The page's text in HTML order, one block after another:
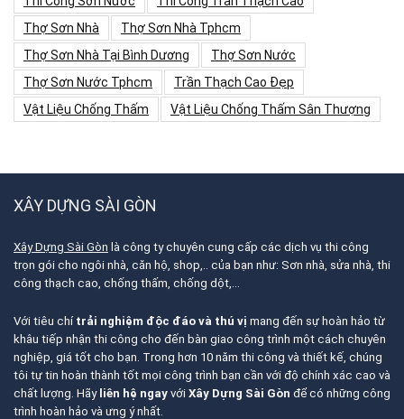
Thợ Sơn Nhà
Thợ Sơn Nhà Tphcm
Thợ Sơn Nhà Tại Bình Dương
Thợ Sơn Nước
Thợ Sơn Nước Tphcm
Trần Thạch Cao Đẹp
Vật Liệu Chống Thấm
Vật Liệu Chống Thấm Sân Thượng
XÂY DỰNG SÀI GÒN
Xây Dựng Sài Gòn là công ty chuyên cung cấp các dịch vụ thi công
trọn gói cho ngôi nhà, căn hộ, shop,.. của bạn như: Sơn nhà, sửa nhà, thi
công thạch cao, chống thấm, chống dột,…
Với tiêu chí trải nghiệm độc đáo và thú vị mang đến sự hoàn hảo từ
khâu tiếp nhận thi công cho đến bàn giao công trình một cách chuyên
nghiệp, giá tốt cho bạn. Trong hơn 10 năm thi công và thiết kế, chúng
tôi tự tin hoàn thành tốt mọi công trình bạn cần với độ chính xác cao và
chất lượng. Hãy liên hệ ngay với Xây Dựng Sài Gòn để có những công
trình hoàn hảo và ưng ý nhất.